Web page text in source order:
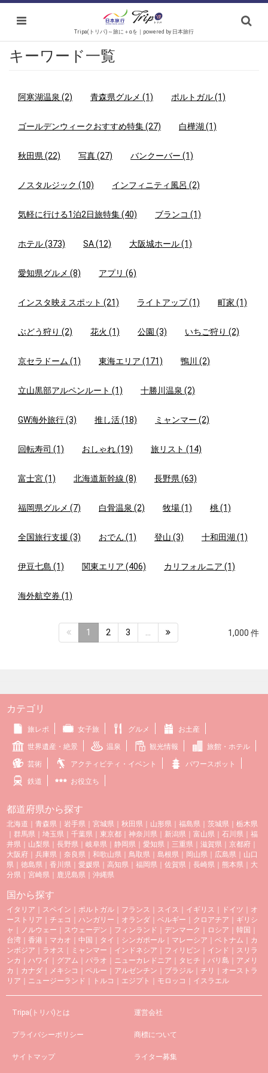
Tripa(トリパ)～旅に＋αを｜powered by 日本旅行
キーワード一覧
阿寒湖温泉 (2) 青森県グルメ (1) ポルトガル (1)
ゴールデンウィークおすすめ特集 (27) 白樺湖 (1)
秋田県 (22) 写真 (27) バンクーバー (1)
ノスタルジック (10) インフィニティ風呂 (2)
気軽に行ける1泊2日旅特集 (40) ブランコ (1)
ホテル (373) SA (12) 大阪城ホール (1)
愛知県グルメ (8) アプリ (6)
インスタ映えスポット (21) ライトアップ (1) 町家 (1)
ぶどう狩り (2) 花火 (1) 公園 (3) いちご狩り (2)
京セラドーム (1) 東海エリア (171) 鴨川 (2)
立山黒部アルペンルート (1) 十勝川温泉 (2)
GW海外旅行 (3) 推し活 (18) ミャンマー (2)
回転寿司 (1) おしゃれ (19) 旅リスト (14)
富士宮 (1) 北海道新幹線 (8) 長野県 (63)
福岡県グルメ (7) 白骨温泉 (2) 牧場 (1) 桃 (1)
全国旅行支援 (3) おでん (1) 登山 (3) 十和田湖 (1)
伊豆七島 (1) 関東エリア (406) カリフォルニア (1)
海外航空券 (1)
1,000 件
1 2 3
カテゴリ
旅レポ 女子旅 グルメ お土産
世界遺産・絶景 温泉 観光情報 旅館・ホテル
芸術 アクティビティ・イベント パワースポット
鉄道 お役立ち
都道府県から探す
北海道 ｜青森県 ｜岩手県 ｜宮城県 ｜秋田県 山形県 ｜福島県 ｜茨城県 ｜栃木県
群馬県 ｜埼玉県 ｜千葉県 東京都 ｜神奈川県 新潟県 ｜富山県 ｜石川県 ｜福
井県
山梨県 ｜長野県 ｜岐阜県 静岡県 ｜愛知県 三重県 ｜滋賀県 ｜京都府
大阪府 ｜兵庫県 ｜奈良県 ｜和歌山県 ｜鳥取県 ｜島根県 岡山県 広島県
山口
県 ｜徳島県 ｜香川県 ｜愛媛県 ｜高知県 ｜福岡県 ｜佐賀県 ｜長崎県 熊本県
大
分県 ｜宮崎県 鹿児島県 ｜沖縄県
国から探す
イタリア スペイン ｜ポルトガル フランス スイス イギリス ドイツ
オ
ーストリア ｜チェコ ｜ハンガリー オランダ ｜ベルギー クロアチア
ギリシ
ャ
ノルウェー スウェーデン フィンランド デンマーク ロシア ｜韓国
台湾 ｜香港 マカオ ｜中国 タイ シンガポール マレーシア ｜ベトナム
カ
ンボジア
ラオス ミャンマー インドネシア フィリピン インド
スリラ
ンカ
｜ハワイ グアム ｜パラオ ニューカレドニア タヒチ ｜バリ島
アメリ
カ
カナダ メキシコ ｜ペルー アルゼンチン ブラジル ｜チリ
オーストラ
リア
ニュージーランド トルコ エジプト モロッコ イスラエル
Tripa(トリパ)とは 運営会社
プライバシーポリシー 商標について
サイトマップ ライター募集